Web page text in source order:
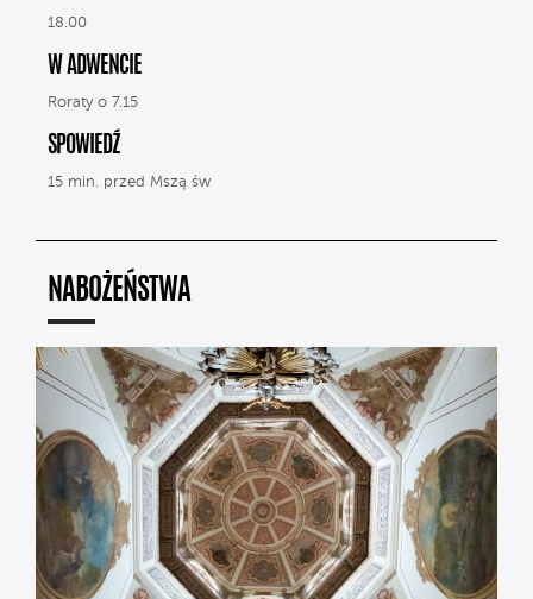
18.00
W ADWENCIE
Roraty o 7.15
SPOWIEDŹ
15 min. przed Mszą św
NABOŻEŃSTWA